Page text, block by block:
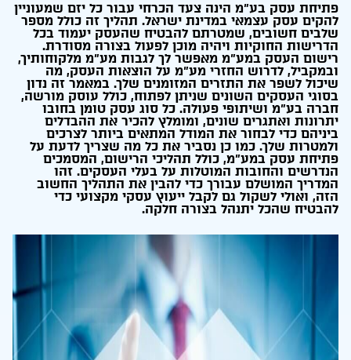
פתיחת עסק בע”מ הינה צעד הכרחי עבור כל יזם שמעוניין
להקים עסק עצמאי במדינת ישראל. תהליך זה כולל מספר
שלבים חשובים, שמטרתם להבטיח שהעסק יעמוד בכל
הדרישות החוקיות ויהיה מוכן לפעול בצורה מסודרת.
רישום העסק במע”מ מאפשר לך לגבות מע”מ מלקוחותיך,
ובמקביל, לדרוש החזרי מע”מ על הוצאות העסק, מה
שיכול לשפר את התזרים המזומנים שלך. במאמר זה נדון
בסוגי העסקים השונים שניתן לפתוח, כולל עוסק מורשה,
חברה בע”מ ושיתופי פעולה. כל סוג עסק טומן בחובו
יתרונות ואתגרים שונים, ומומלץ להכיר את ההבדלים
ביניהם כדי לבחור את המודל המתאים ביותר לצרכים
ולמטרות שלך. כמו כן נסביר את כל מה שצריך לדעת על
פתיחת עסק במע”מ, כולל תהליכי הרישום, המסמכים
הנדרשים והחובות המוטלות על בעלי העסקים. זהו
המדריך המושלם עבורך כדי להבין את התהליך החשוב
הזה, ואולי לשקול גם לקבל ייעוץ עסקי מקצועי כדי
להבטיח שהכל יתנהל בצורה חלקה.